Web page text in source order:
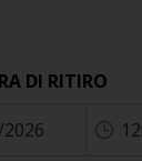
DI RITIRO